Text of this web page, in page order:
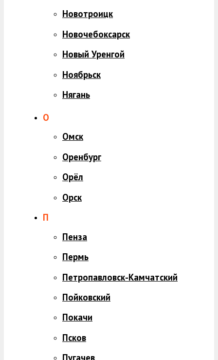
Новотроицк
Новочебоксарск
Новый Уренгой
Ноябрьск
Нягань
О
Омск
Оренбург
Орёл
Орск
П
Пенза
Пермь
Петропавловск-Камчатский
Пойковский
Покачи
Псков